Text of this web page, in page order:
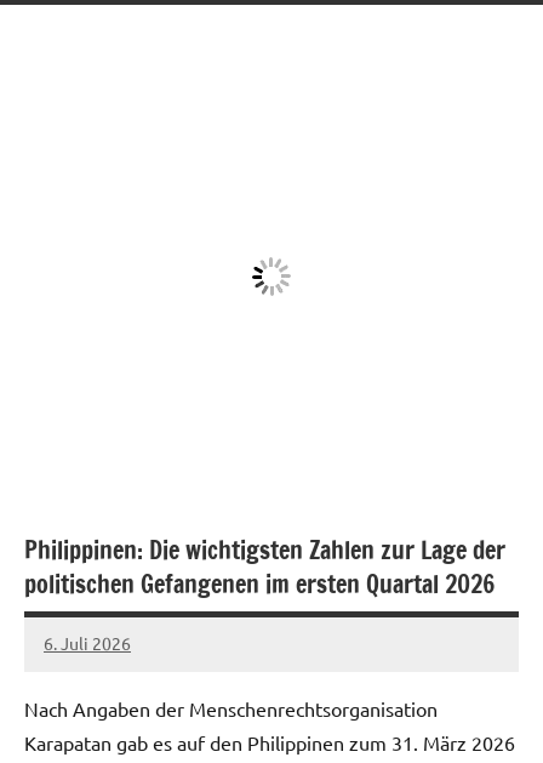
Philippinen: Die wichtigsten Zahlen zur Lage der
politischen Gefangenen im ersten Quartal 2026
6. Juli 2026
network
Nach Angaben der Menschenrechtsorganisation
Karapatan gab es auf den Philippinen zum 31. März 2026